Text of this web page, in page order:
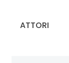
ATTORI